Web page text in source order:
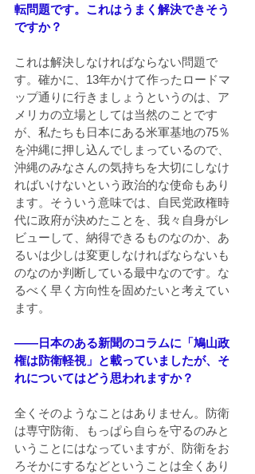
転問題です。これはうまく解決できそう
ですか？
これは解決しなければならない問題で
す。確かに、13年かけて作ったロードマ
ップ通りに行きましょうというのは、ア
メリカの立場としては当然のことです
が、私たちも日本にある米軍基地の75％
を沖縄に押し込んでしまっているので、
沖縄のみなさんの気持ちを大切にしなけ
ればいけないという政治的な使命もあり
ます。そういう意味では、自民党政権時
代に政府が決めたことを、我々自身がレ
ビューして、納得できるものなのか、あ
るいは少しは変更しなければならないも
のなのか判断している最中なのです。な
るべく早く方向性を固めたいと考えてい
ます。
――日本のある新聞のコラムに「鳩山政
権は防衛軽視」と載っていましたが、そ
れについてはどう思われますか？
全くそのようなことはありません。防衛
は専守防衛、もっぱら自らを守るのみと
いうことにはなっていますが、防衛をお
ろそかにするなどということは全くあり